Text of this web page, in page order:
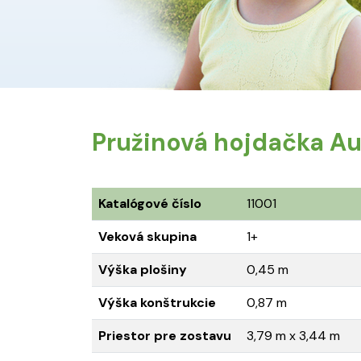
Pružinová hojdačka
Katalógové číslo
11001
Veková skupina
1+
Výška plošiny
0,45 m
Výška konštrukcie
0,87 m
Priestor pre zostavu
3,79 m x 3,44 m